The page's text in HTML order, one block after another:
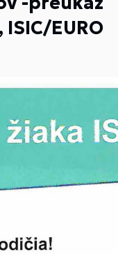
EURO